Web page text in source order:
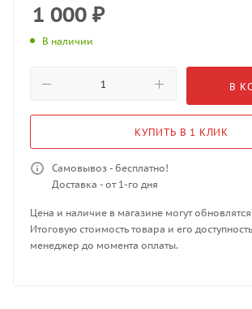
1 000 ₽
В наличии
В
КУПИТЬ В 1 КЛИК
Самовывоз - бесплатно!
Доставка - от 1-го дня
Цена и наличие в магазине могут
Итоговую стоимость товара и его
менеджер до момента оплаты.